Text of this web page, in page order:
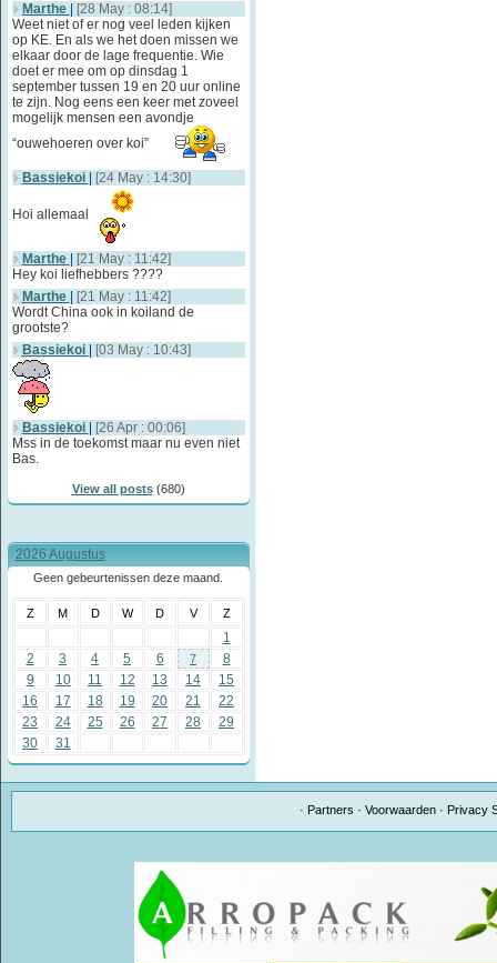
Marthe
[28 May : 08:14]
Weet niet of er nog veel leden kijken
op KE. En als we het doen missen we
elkaar door de lage frequentie. Wie
doet er mee om op dinsdag 1
september tussen 19 en 20 uur online
te zijn. Nog eens een keer met zoveel
mogelijk mensen een avondje
“ouwehoeren over koi”
Bassiekoi [24 May : 14:30]
Hoi allemaal
Marthe
[21 May : 11:42]
Hey koi liefhebbers ????
Marthe
[21 May : 11:42]
Wordt China ook in koiland de
grootste?
Bassiekoi
[03 May : 10:43]
Bassiekoi
[26 Apr : 00:06]
Mss in de toekomst maar nu even niet
Bas.
View all posts(680)
2026 Augustus
Geen gebeurtenissen deze maand.
Z M D W D V Z
1
2
3 4 5 6 7
8
9
10 11 12 13 14
15
16
17 18 19 20 21
22
23
24 25 26 27 28
29
30
31
· Partners ·Voorwaarden · Privacy